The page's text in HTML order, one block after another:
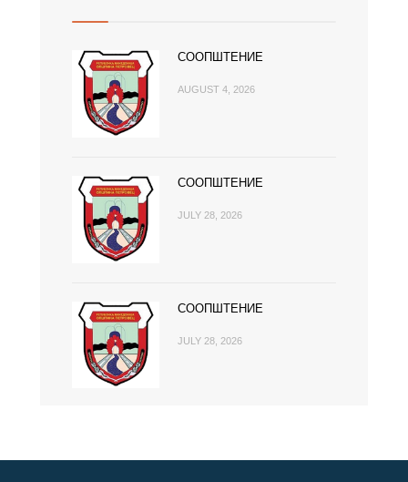
СООПШТЕНИЕ
AUGUST 4, 2026
СООПШТЕНИЕ
JULY 28, 2026
СООПШТЕНИЕ
JULY 28, 2026